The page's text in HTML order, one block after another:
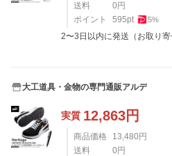
送料
0 円
ポイント
595pt 5%
2〜3日以内に発送（お取り寄
大工道具・金物の専門通販アルデ
実質 12,863円
商品価格 13,480 円
送料
0 円